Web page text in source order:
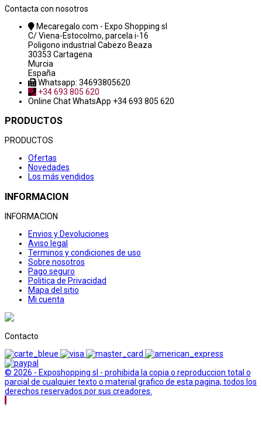
Contacta con nosotros
Mecaregalo.com - Expo Shopping sl
C/ Viena-Estocolmo, parcela i-16
Poligono industrial Cabezo Beaza
30353 Cartagena
Murcia
España
Whatsapp: 34693805620
+34 693 805 620
Online ChatWhatsApp +34 693 805 620
PRODUCTOS
PRODUCTOS
Ofertas
Novedades
Los más vendidos
INFORMACION
INFORMACION
Envios y Devoluciones
Aviso legal
Terminos y condiciones de uso
Sobre nosotros
Pago seguro
Politica de Privacidad
Mapa del sitio
Mi cuenta
Contacto
© 2026 - Exposhopping sl - prohibida la copia o reproduccion total o
parcial de cualquier texto o material grafico de esta pagina, todos los
derechos reservados por sus creadores.